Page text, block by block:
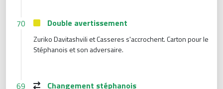
70 Double avertissement
Zuriko Davitashvili et Casseres s'accrochent. Carton pour le
Stéphanois et son adversaire.
69 Changement stéphanois